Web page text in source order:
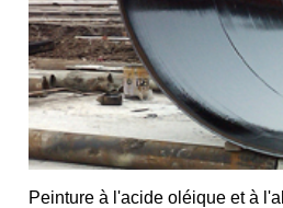
Peinture à l'acide oléique et à